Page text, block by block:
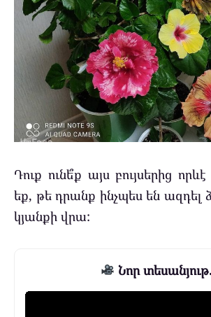
Դուք ունե՞ք այս բույսերից
եք, թե դրանք ինչպես են
կյանքի վրա:
Նոր